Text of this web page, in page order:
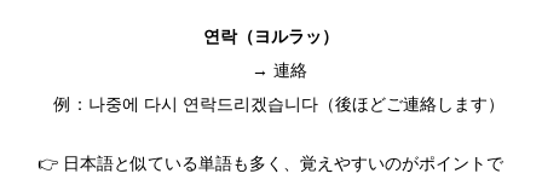
연락（ヨルラッ）
→ 連絡
例：나중에 다시 연락드리겠습니다（後ほどご連絡します）
👉 日本語と似ている単語も多く、覚えやすいのがポイントで